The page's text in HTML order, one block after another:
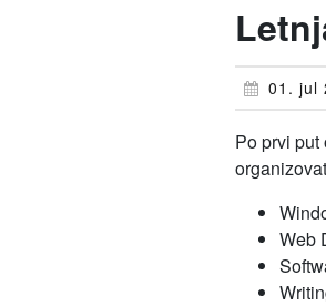
01. jul
Po prvi
Web